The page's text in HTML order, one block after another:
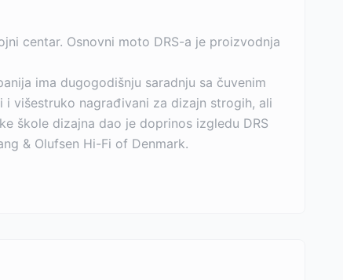
centar. Osnovni moto DRS-a je proizvodnja
ima dugogodišnju saradnju sa čuvenim
i višestruko nagrađivani za dizajn strogih, ali
škole dizajna dao je doprinos izgledu DRS
& Olufsen Hi-Fi of Denmark.